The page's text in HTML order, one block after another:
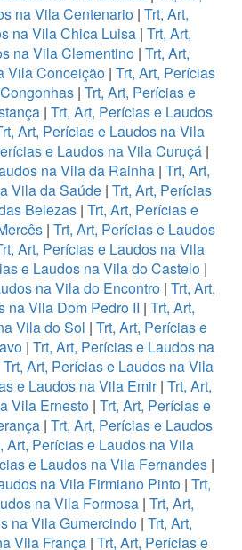
na Vila Centenario| Trt, Art,
na Vila Chica Luisa | Trt, Art,
na Vila Clementino | Trt, Art,
Vila Conceição| Trt, Art, Perícias
| Trt, Art, Perícias e
| Trt, Art, Perícias e Laudos
Art, Perícias e Laudos na Vila
e Laudos na Vila Curuçá |
na Vila da Rainha | Trt, Art,
Vila da Saúde| Trt, Art, Perícias
Belezas| Trt, Art, Perícias e
| Trt, Art, Perícias e Laudos
Art, Perícias e Laudos na Vila
e Laudos na Vila do Castelo |
na Vila do Encontro | Trt, Art,
na Vila Dom Pedro II | Trt, Art,
Vila do Sol | Trt, Art, Perícias e
| Trt, Art, Perícias e Laudos na
Trt, Art, Perícias e Laudos na Vila
e Laudos na Vila Emir| Trt, Art,
Vila Ernesto | Trt, Art, Perícias e
| Trt, Art, Perícias e Laudos
Art, Perícias e Laudos na Vila
e Laudos na Vila Fernandes |
na Vila Firmiano Pinto | Trt,
na Vila Formosa| Trt, Art,
na Vila Gumercindo| Trt, Art,
Vila França | Trt, Art, Perícias e